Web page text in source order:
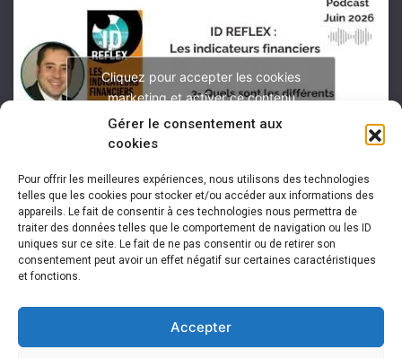
Gérer le consentement aux
cookies
Pour offrir les meilleures expériences, nous utilisons des technologies
telles que les cookies pour stocker et/ou accéder aux informations des
appareils. Le fait de consentir à ces technologies nous permettra de
traiter des données telles que le comportement de navigation ou les ID
uniques sur ce site. Le fait de ne pas consentir ou de retirer son
consentement peut avoir un effet négatif sur certaines caractéristiques
et fonctions.
Accepter
Cliquez pour accepter les cookies
marketing et activer ce contenu